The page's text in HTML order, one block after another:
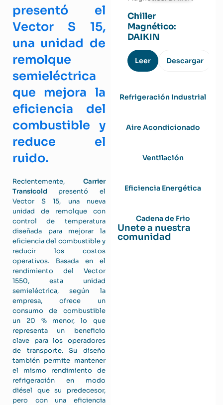
presentó el
Vector S 15,
una unidad de
remolque
semieléctrica
que mejora la
eficiencia del
combustible y
reduce el
ruido.
Recientemente, Carrier
Transicold presentó el
Vector S 15, una nueva
unidad de remolque con
control de temperatura
diseñada para mejorar la
eficiencia del combustible y
reducir los costos
operativos. Basada en el
rendimiento del Vector
1550, esta unidad
semieléctrica, según la
empresa, ofrece un
consumo de combustible
un 20 % menor, lo que
representa un beneficio
clave para los operadores
de transporte. Su diseño
también permite mantener
el mismo rendimiento de
refrigeración en modo
diésel que su predecesor,
pero con una eficiencia
Chiller
Magnético:
DAIKIN
Leer Descargar
Refrigeración Industrial
Aire Acondicionado
Ventilación
Eficiencia Energética
Cadena de Frio
Unete a nuestra
comunidad